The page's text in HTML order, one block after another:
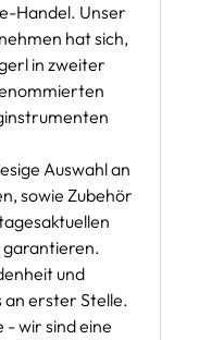
Handel. Unser
hat sich,
in zweiter
Auswahl an
sowie Zubehör
garantieren.
und
an erster Stelle.
- wir sind eine